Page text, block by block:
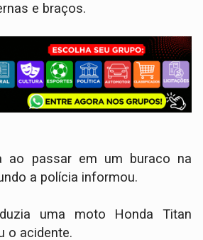
e braços.
ao passar em um buraco na
a polícia informou.
uma moto Honda Titan
o acidente.